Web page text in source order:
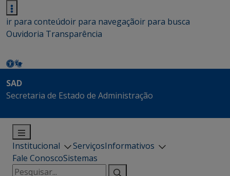
ir para conteúdoir para navegaçãoir para busca
Ouvidoria Transparência
SAD
Secretaria de Estado de Administração
Institucional ServiçosInformativos
Fale ConoscoSistemas
Pesquisar